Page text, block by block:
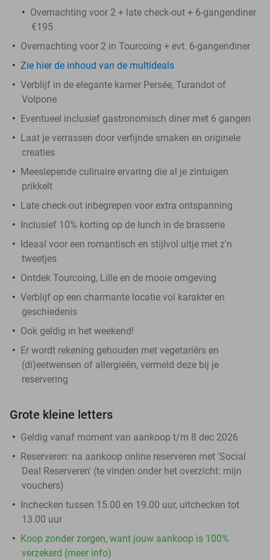
Overnachting voor 2 + late check-out + 6-gangendiner
€195
Overnachting voor 2 in Tourcoing + evt. 6-gangendiner
Zie hier de inhoud van de multideals
Verblijf in de elegante kamer Persée, Turandot of
Volpone
Eventueel inclusief gastronomisch diner met 6 gangen
Laat je verrassen door verfijnde smaken en originele
creaties
Meeslepende culinaire ervaring die al je zintuigen
prikkelt
Late check-out inbegrepen voor extra ontspanning
Inclusief 10% korting op de lunch in de brasserie
Ideaal voor een romantisch en stijlvol uitje met z'n
tweetjes
Ontdek Tourcoing, Lille en de mooie omgeving
Verblijf op een charmante locatie vol karakter en
geschiedenis
Ook geldig in het weekend!
Er wordt rekening gehouden met vegetariërs en
(di)eetwensen of allergieën, vermeld deze bij je
reservering
Grote kleine letters
Geldig vanaf moment van aankoop t/m 8 dec 2026
Reserveren: na aankoop online reserveren met 'Social
Deal Reserveren' (te vinden onder het overzicht: mijn
vouchers)
Inchecken tussen 15.00 en 19.00 uur, uitchecken tot
13.00 uur
Koop zonder zorgen, want jouw aankoop is 100%
verzekerd (meer info)